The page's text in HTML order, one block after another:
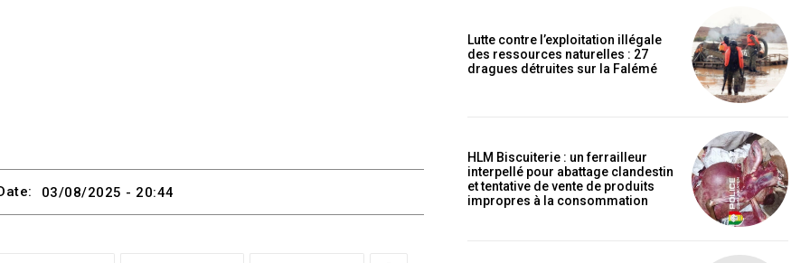
03/08/2025 - 20:44
Lutte contre l’exploitation illégale
des ressources naturelles : 27
dragues détruites sur la Falémé
HLM Biscuiterie : un ferrailleur
interpellé pour abattage clandestin
et tentative de vente de produits
impropres à la consommation